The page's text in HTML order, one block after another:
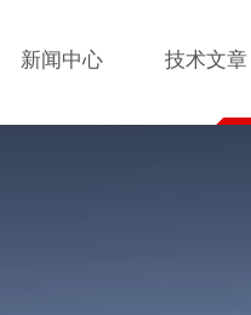
新闻中心 技术文章